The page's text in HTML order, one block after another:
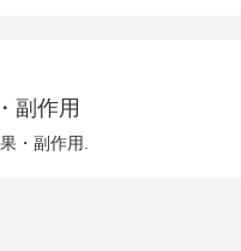
副作用
・副作用.